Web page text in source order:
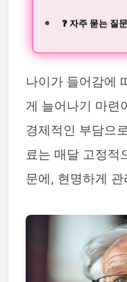
❓ 자주 묻는 질
나이가 들어감에
게 늘어나기 마련
경제적인 부담으
료는 매달 고정적
문에, 현명하게